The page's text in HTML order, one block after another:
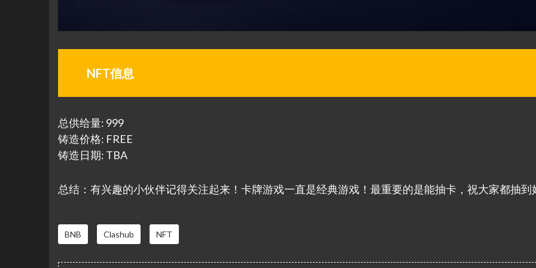
NFT信息
总供给量: 999
铸造价格: FREE
铸造日期: TBA
总结：有兴趣的小伙伴记得关注起来！卡牌游戏一直是经典游戏！最重要的是能抽卡，祝大家都抽到
BNB Clashub NFT